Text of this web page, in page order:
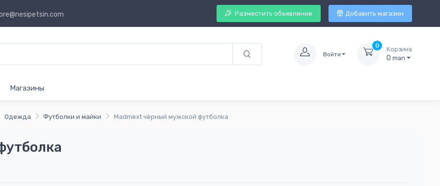
Разместить объявление Добавить магазин
Войти
0
Корзина
0 man
Магазины
Одежда Футболки и майки Madmext чёрный мужской футболка